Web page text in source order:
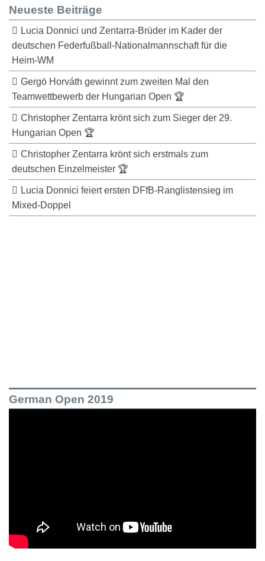
Neueste Beiträge
Lucia Donnici und Zentarra-Brüder im Kader der
deutschen Federfußball-Nationalmannschaft für die
Heim-WM
Gergö Horváth gewinnt zum zweiten Mal den
Teamwettbewerb der Hungarian Open 🏆
Christopher Zentarra krönt sich zum Sieger der 29.
Hungarian Open 🏆
Christopher Zentarra krönt sich erstmals zum
deutschen Einzelmeister 🏆
Lucia Donnici feiert ersten DFfB-Ranglistensieg im
Mixed-Doppel
German Open 2019